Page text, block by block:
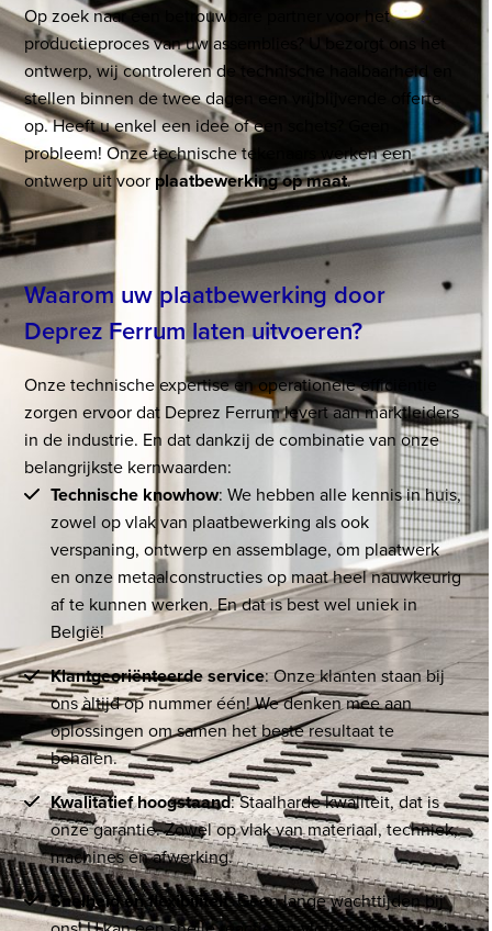
Op zoek naar een betrouwbare partner voor het
productieproces van uw assemblies? U bezorgt ons het
ontwerp, wij controleren de technische haalbaarheid en
stellen binnen de twee dagen een vrijblijvende offerte
op. Heeft u enkel een idee of een schets? Geen
probleem! Onze technische tekenaars werken een
ontwerp uit voor plaatbewerking op maat.
Waarom uw plaatbewerking door
Deprez Ferrum laten uitvoeren?
Onze technische expertise en operationele efficiëntie
zorgen ervoor dat Deprez Ferrum levert aan marktleiders
in de industrie. En dat dankzij de combinatie van onze
belangrijkste kernwaarden:
Technische knowhow: We hebben alle kennis in huis,
zowel op vlak van plaatbewerking als ook
verspaning, ontwerp en assemblage, om plaatwerk
en onze metaalconstructies op maat heel nauwkeurig
af te kunnen werken. En dat is best wel uniek in
België!
Klantgeoriënteerde service: Onze klanten staan bij
ons àltijd op nummer één! We denken mee aan
oplossingen om samen het beste resultaat te
behalen.
Kwalitatief hoogstaand: Staalharde kwaliteit, dat is
onze garantie. Zowel op vlak van materiaal, techniek,
machines en afwerking.
Snelheid en flexibiliteit: Geen lange wachttijden bij